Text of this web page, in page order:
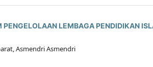
LEMBAGA PENDIDIKAN
Asmendri Asmendri